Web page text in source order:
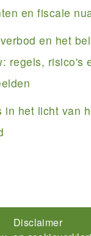
en fiscale
en het
regels, risico's
in het licht van
Disclaimer